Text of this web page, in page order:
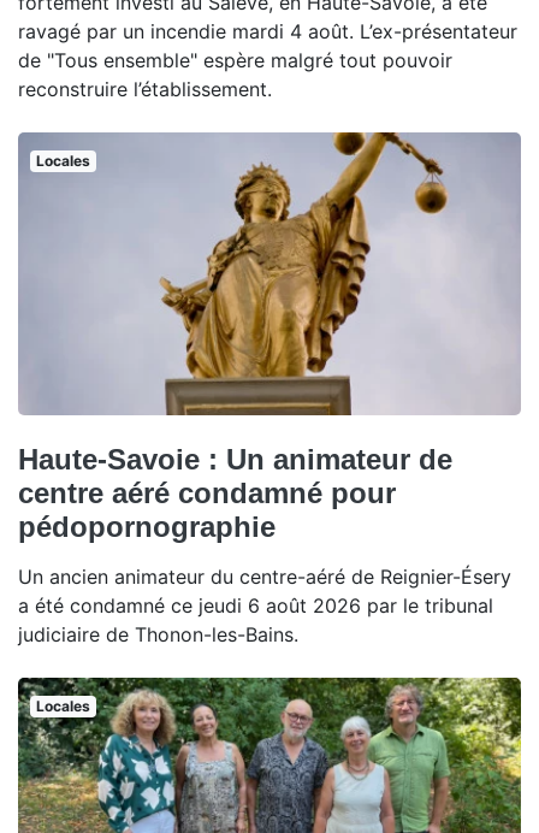
ravagé par un incendie mardi 4 août. L’ex-présentateur
de "Tous ensemble" espère malgré tout pouvoir
reconstruire l’établissement.
Locales
Haute-Savoie : Un animateur de
centre aéré condamné pour
pédopornographie
Un ancien animateur du centre-aéré de Reignier-Ésery
a été condamné ce jeudi 6 août 2026 par le tribunal
judiciaire de Thonon-les-Bains.
Locales